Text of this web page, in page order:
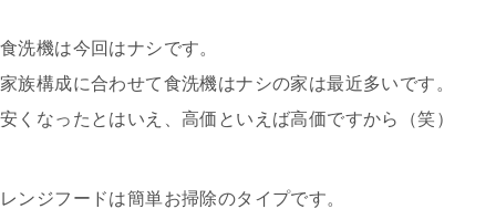
食洗機は今回はナシです。
家族構成に合わせて食洗機はナシの家は最近多いです。
安くなったとはいえ、高価といえば高価ですから（笑）
レンジフードは簡単お掃除のタイプです。